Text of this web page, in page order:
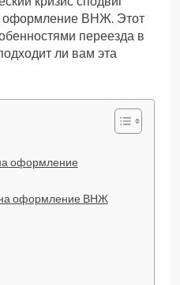
оформление ВНЖ. Этот
переезда в
ли вам эта
оформление
на оформление ВНЖ